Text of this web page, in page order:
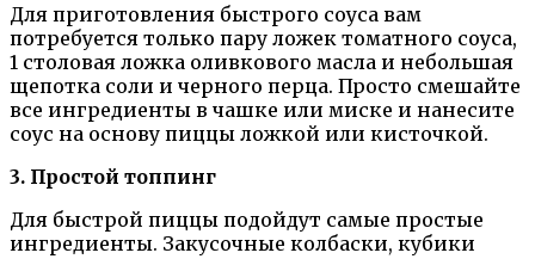
Для приготовления быстрого соуса вам
потребуется только пару ложек томатного соуса,
1 столовая ложка оливкового масла и небольшая
щепотка соли и черного перца. Просто смешайте
все ингредиенты в чашке или миске и нанесите
соус на основу пиццы ложкой или кисточкой.
3. Простой топпинг
Для быстрой пиццы подойдут самые простые
ингредиенты. Закусочные колбаски, кубики